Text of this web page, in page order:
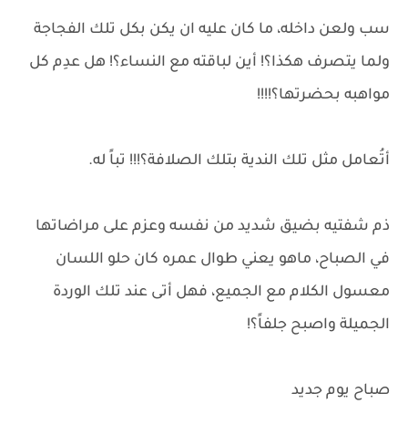
سب ولعن داخله، ما كان عليه ان يكن بكل تلك الفجاجة
ولما يتصرف هكذا؟! أين لباقته مع النساء؟! هل عدِم كل
مواهبه بحضرتها؟!!!!
أتُعامل مثل تلك الندية بتلك الصلافة؟!!! تباً له.
ذم شفتيه بضيق شديد من نفسه وعزم على مراضاتها
في الصباح، ماهو يعني طوال عمره كان حلو اللسان
معسول الكلام مع الجميع، فهل أتى عند تلك الوردة
الجميلة واصبح جلفاً؟!
صباح يوم جديد